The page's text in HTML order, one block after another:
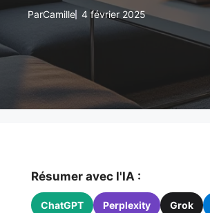
ParCamille 4 février 2025
Résumer avec l'IA :
ChatGPT Perplexity Grok